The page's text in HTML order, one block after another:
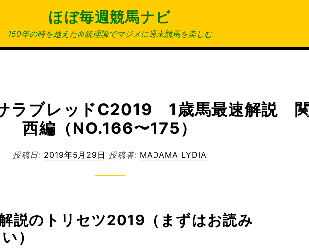
ほぼ毎週競馬ナビ
150年の時を越えた血統理論でマジメに週末競馬を楽しむ
ラブレッドC2019 1歳馬最速解説 関
西編（NO.166〜175）
投稿日: 2019年5月29日 投稿者: MADAMA LYDIA
説のトリセツ2019（まずはお読み
）